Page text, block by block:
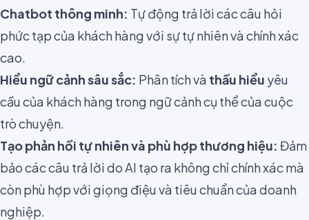
Chatbot thông minh: Tự động trả lời các câu hỏi
phức tạp của khách hàng với sự tự nhiên và chính xác
cao.
Hiểu ngữ cảnh sâu sắc: Phân tích và thấu hiểu yêu
cầu của khách hàng trong ngữ cảnh cụ thể của cuộc
trò chuyện.
Tạo phản hồi tự nhiên và phù hợp thương hiệu: Đảm
bảo các câu trả lời do AI tạo ra không chỉ chính xác mà
còn phù hợp với giọng điệu và tiêu chuẩn của doanh
nghiệp.